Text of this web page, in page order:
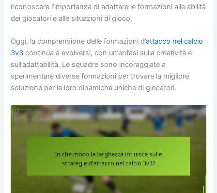
riconoscere l’importanza di adattare le formazioni alle abilità
dei giocatori e alle situazioni di gioco.
Oggi, la comprensione delle formazioni d’attacco nel calcio
3v3 continua a evolversi, con un’enfasi sulla creatività e
sull’adattabilità. Le squadre sono incoraggiate a
sperimentare diverse formazioni per trovare la migliore
soluzione per le loro dinamiche uniche di giocatori.